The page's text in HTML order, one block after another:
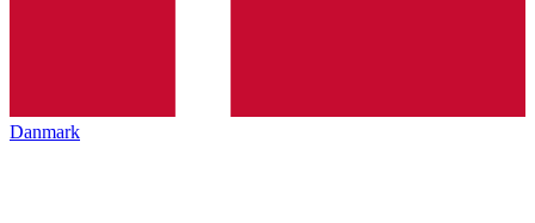
Danmark